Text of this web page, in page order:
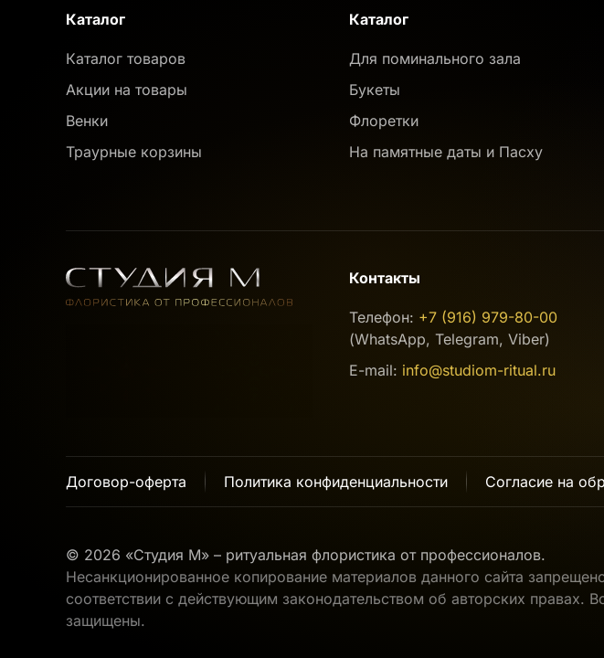
Каталог
Каталог товаров
Акции на товары
Венки
Траурные корзины
Каталог
Для поминального зала
Букеты
Флоретки
На памятные даты и Пасху
Контакты
Телефон: +7 (916) 979-80-00
(WhatsApp, Telegram, Viber)
E-mail: info@studiom-ritual.ru
Договор-оферта Политика конфиденциальности Согласие на
© 2026 «Студия М» – ритуальная флористика от профессионалов.
Несанкционированное копирование материалов данного сайта
соответствии с действующим законодательством об авторских правах.
защищены.